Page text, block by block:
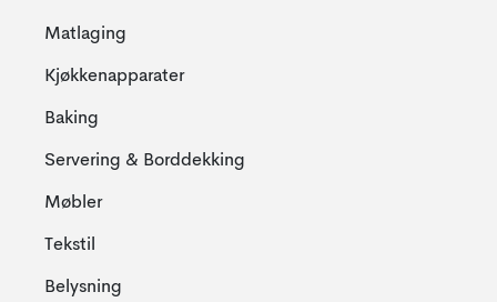
Matlaging
Kjøkkenapparater
Baking
Servering & Borddekking
Møbler
Tekstil
Belysning